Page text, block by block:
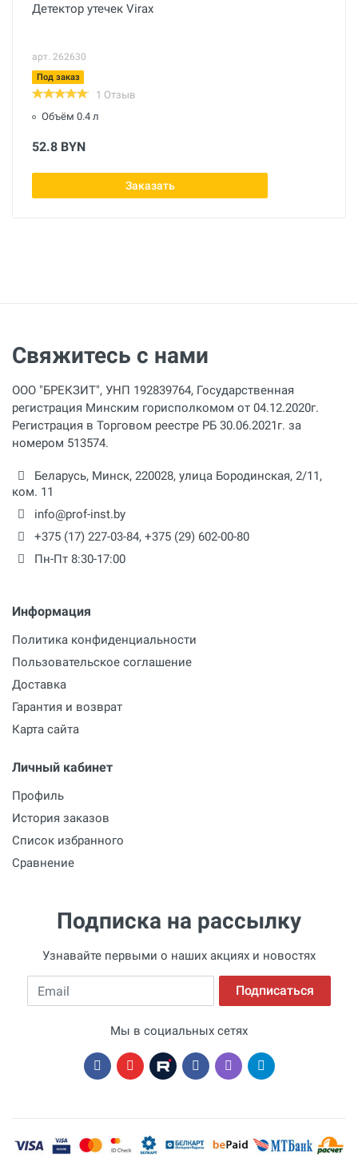
Детектор утечек Virax
арт. 262630
Под заказ
1 Отзыв
Объём 0.4 л
52.8 BYN
Заказать
Свяжитесь с нами
ООО "БРЕКЗИТ", УНП 192839764, Государственная
регистрация Минским горисполкомом от 04.12.2020г.
Регистрация в Торговом реестре РБ 30.06.2021г. за
номером 513574.
Беларусь, Минск, 220028, улица Бородинская, 2/11,
ком. 11
info@prof-inst.by
+375 (17) 227-03-84, +375 (29) 602-00-80
Пн-Пт 8:30-17:00
Информация
Политика конфиденциальности
Пользовательское соглашение
Доставка
Гарантия и возврат
Карта сайта
Личный кабинет
Профиль
История заказов
Список избранного
Сравнение
Подписка на рассылку
Узнавайте первыми о наших акциях и новостях
Email Подписаться
Мы в социальных сетях